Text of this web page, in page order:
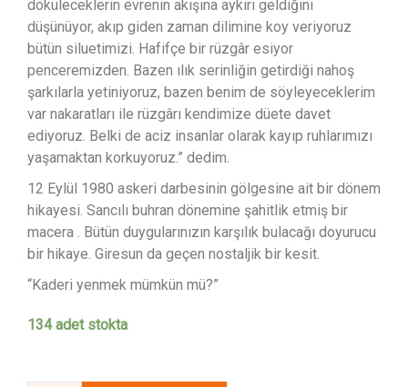
döküleceklerin evrenin akışına aykırı geldiğini
düşünüyor, akıp giden zaman dilimine koy veriyoruz
bütün siluetimizi. Hafifçe bir rüzgâr esiyor
penceremizden. Bazen ılık serinliğin getirdiği nahoş
şarkılarla yetiniyoruz, bazen benim de söyleyeceklerim
var nakaratları ile rüzgârı kendimize düete davet
ediyoruz. Belki de aciz insanlar olarak kayıp ruhlarımızı
yaşamaktan korkuyoruz.” dedim.
12 Eylül 1980 askeri darbesinin gölgesine ait bir dönem
hikayesi. Sancılı buhran dönemine şahitlik etmiş bir
macera . Bütün duygularınızın karşılık bulacağı doyurucu
bir hikaye. Giresun da geçen nostaljik bir kesit.
“Kaderi yenmek mümkün mü?”
134 adet stokta